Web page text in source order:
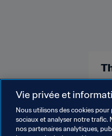
Vie privée et
Nous utilisons des cookies
sociaux et analyser notre trafic.
nos partenaires analytiques,